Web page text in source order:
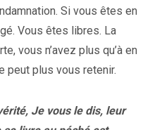
Si vous êtes en
Vous êtes libres. La
vous n’avez plus qu’à en
peut plus vous retenir.
Je vous le dis, leur